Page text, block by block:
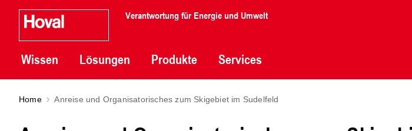
Verantwortung für Energie und Umwelt
Wissen Lösungen Produkte Services
Home Anreise und Organisatorisches zum Skigebiet im Sudelfeld